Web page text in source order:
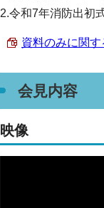
2.令和7年消防出初
資料のみに関す
会見内容
映像